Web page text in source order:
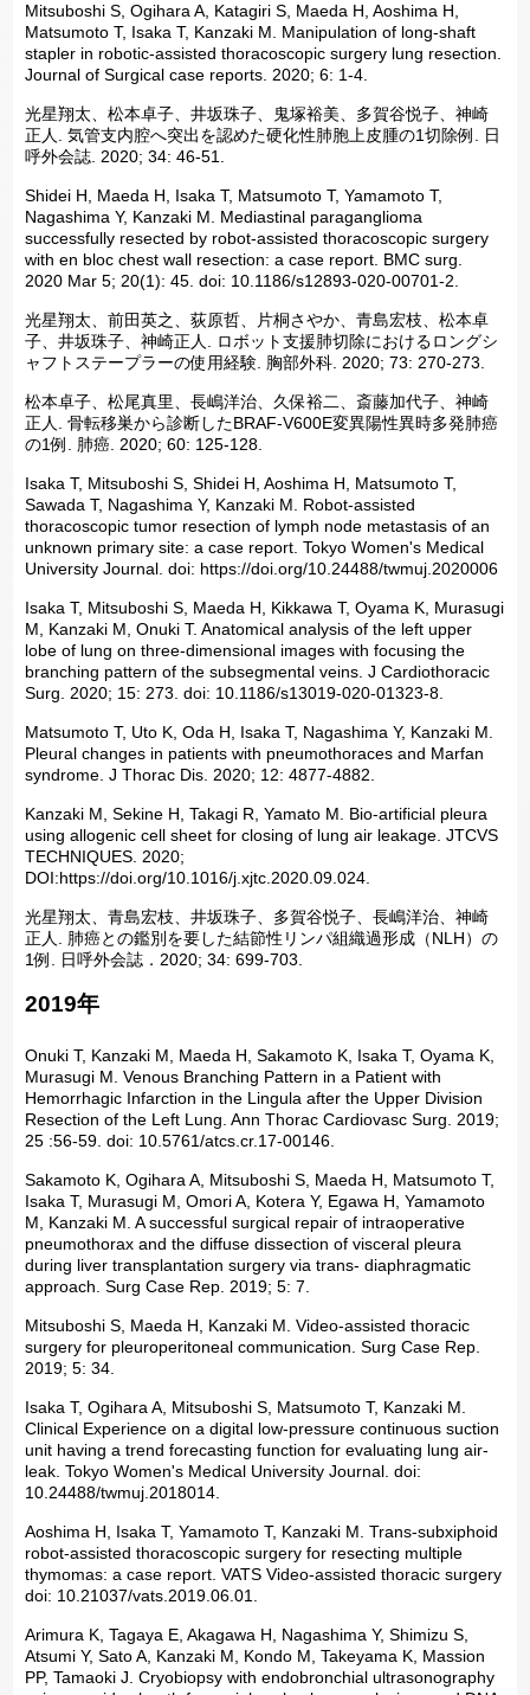
Mitsuboshi S, Ogihara A, Katagiri S, Maeda H, Aoshima H,
Matsumoto T, Isaka T, Kanzaki M. Manipulation of long-shaft
stapler in robotic-assisted thoracoscopic surgery lung resection.
Journal of Surgical case reports. 2020; 6: 1-4.
光星翔太、松本卓子、井坂珠子、鬼塚裕美、多賀谷悦子、神崎
正人. 気管支内腔へ突出を認めた硬化性肺胞上皮腫の1切除例. 日
呼外会誌. 2020; 34: 46-51.
Shidei H, Maeda H, Isaka T, Matsumoto T, Yamamoto T,
Nagashima Y, Kanzaki M. Mediastinal paraganglioma
successfully resected by robot-assisted thoracoscopic surgery
with en bloc chest wall resection: a case report. BMC surg.
2020 Mar 5; 20(1):45. doi: 10.1186/s12893-020-00701-2.
光星翔太、前田英之、荻原哲、片桐さやか、青島宏枝、松本卓
子、井坂珠子、神崎正人. ロボット支援肺切除におけるロングシ
ャフトステープラーの使用経験. 胸部外科. 2020; 73: 270-273.
松本卓子、松尾真里、長嶋洋治、久保裕二、斎藤加代子、神崎
正人. 骨転移巣から診断したBRAF-V600E変異陽性異時多発肺癌
の1例. 肺癌. 2020; 60: 125-128.
Isaka T, Mitsuboshi S, Shidei H, Aoshima H, Matsumoto T,
Sawada T, Nagashima Y, Kanzaki M. Robot-assisted
thoracoscopic tumor resection of lymph node metastasis of an
unknown primary site: a case report. Tokyo Women's Medical
University Journal. doi: https://doi.org/10.24488/twmuj.2020006
Isaka T, Mitsuboshi S, Maeda H, Kikkawa T, Oyama K, Murasugi
M, Kanzaki M, Onuki T. Anatomical analysis of the left upper
lobe of lung on three-dimensional images with focusing the
branching pattern of the subsegmental veins. J Cardiothoracic
Surg. 2020; 15: 273. doi: 10.1186/s13019-020-01323-8.
Matsumoto T, Uto K, Oda H, Isaka T, Nagashima Y, Kanzaki M.
Pleural changes in patients with pneumothoraces and Marfan
syndrome. J Thorac Dis. 2020; 12: 4877-4882.
Kanzaki M, Sekine H, Takagi R, Yamato M. Bio-artificial pleura
using allogenic cell sheet for closing of lung air leakage. JTCVS
TECHNIQUES. 2020;
DOI:https://doi.org/10.1016/j.xjtc.2020.09.024.
光星翔太、青島宏枝、井坂珠子、多賀谷悦子、長嶋洋治、神崎
正人. 肺癌との鑑別を要した結節性リンパ組織過形成（NLH）の
1例. 日呼外会誌．2020; 34: 699-703.
2019年
Onuki T, Kanzaki M, Maeda H, Sakamoto K, Isaka T, Oyama K,
Murasugi M. Venous Branching Pattern in a Patient with
Hemorrhagic Infarction in the Lingula after the Upper Division
Resection of the Left Lung. Ann Thorac Cardiovasc Surg. 2019;
25 :56-59. doi: 10.5761/atcs.cr.17-00146.
Sakamoto K, Ogihara A, Mitsuboshi S, Maeda H, Matsumoto T,
Isaka T, Murasugi M, Omori A, Kotera Y, Egawa H, Yamamoto
M, Kanzaki M. A successful surgical repair of intraoperative
pneumothorax and the diffuse dissection of visceral pleura
during liver transplantation surgery via trans- diaphragmatic
approach. Surg Case Rep. 2019; 5: 7.
Mitsuboshi S, Maeda H, Kanzaki M. Video-assisted thoracic
surgery for pleuroperitoneal communication. Surg Case Rep.
2019; 5: 34.
Isaka T, Ogihara A, Mitsuboshi S, Matsumoto T, Kanzaki M.
Clinical Experience on a digital low-pressure continuous suction
unit having a trend forecasting function for evaluating lung air-
leak. Tokyo Women's Medical University Journal. doi:
10.24488/twmuj.2018014.
Aoshima H, Isaka T, Yamamoto T, Kanzaki M. Trans-subxiphoid
robot-assisted thoracoscopic surgery for resecting multiple
thymomas: a case report. VATS Video-assisted thoracic surgery
doi: 10.21037/vats.2019.06.01.
Arimura K, Tagaya E, Akagawa H, Nagashima Y, Shimizu S,
Atsumi Y, Sato A, Kanzaki M, Kondo M, Takeyama K, Massion
PP, Tamaoki J. Cryobiopsy with endobronchial ultrasonography